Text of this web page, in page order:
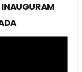
INAUGURAM